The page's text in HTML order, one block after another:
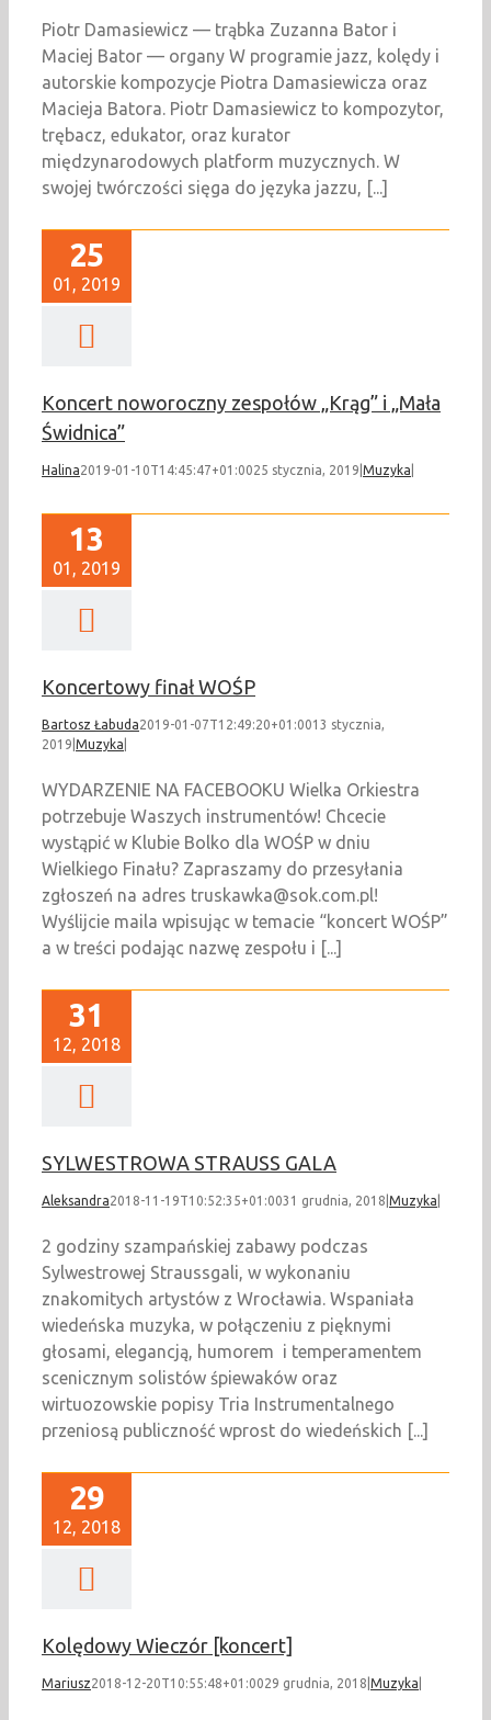
Piotr Damasiewicz — trąbka Zuzanna Bator i
Maciej Bator — organy W programie jazz, kolędy i
autorskie kompozycje Piotra Damasiewicza oraz
Macieja Batora. Piotr Damasiewicz to kompozytor,
trębacz, edukator, oraz kurator
międzynarodowych platform muzycznych. W
swojej twórczości sięga do języka jazzu, [...]
25
01, 2019
Koncert noworoczny zespołów „Krąg” i „Mała
Świdnica”
Halina2019-01-10T14:45:47+01:0025 stycznia, 2019 Muzyka
13
01, 2019
Koncertowy finał WOŚP
Bartosz Łabuda2019-01-07T12:49:20+01:0013 stycznia,
2019 Muzyka
WYDARZENIE NA FACEBOOKU Wielka Orkiestra
potrzebuje Waszych instrumentów! Chcecie
wystąpić w Klubie Bolko dla WOŚP w dniu
Wielkiego Finału? Zapraszamy do przesyłania
zgłoszeń na adres truskawka@sok.com.pl!
Wyślijcie maila wpisując w temacie “koncert WOŚP”
a w treści podając nazwę zespołu i [...]
31
12, 2018
SYLWESTROWA STRAUSS GALA
Aleksandra2018-11-19T10:52:35+01:0031 grudnia, 2018 Muzyka
2 godziny szampańskiej zabawy podczas
Sylwestrowej Straussgali, w wykonaniu
znakomitych artystów z Wrocławia. Wspaniała
wiedeńska muzyka, w połączeniu z pięknymi
głosami, elegancją, humorem i temperamentem
scenicznym solistów śpiewaków oraz
wirtuozowskie popisy Tria Instrumentalnego
przeniosą publiczność wprost do wiedeńskich [...]
29
12, 2018
Kolędowy Wieczór [koncert]
Mariusz2018-12-20T10:55:48+01:0029 grudnia, 2018 Muzyka